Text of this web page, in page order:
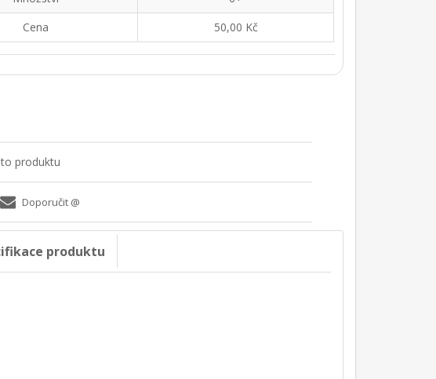
Cena
50,00 Kč
produktu
produktu